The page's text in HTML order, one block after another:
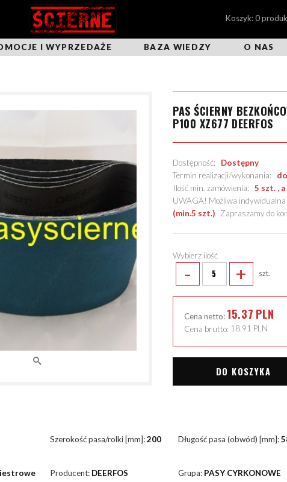
Koszyk: 0
I WYPRZEDAŻE BAZA WIEDZY O NAS
PAS ŚCIERNY
P100 XZ677 DEERFOS
Dostępność: Dostępny
Termin realizacji/wykonania:
Ilość min. zamówienia:5 szt. ,
UWAGA! Możliwa indywidualna
(min.5 szt.). Zapraszamy do
Wybierz ilość
- + szt.
Cena netto: 15.37 PLN
Cena brutto: 18.91 PLN
DO KOSZYKA
Szerokość pasa/rolki [mm]:200 Długość pasa (obwód) [mm]:
Producent: DEERFOS Grupa: PASY CYRKONOWE